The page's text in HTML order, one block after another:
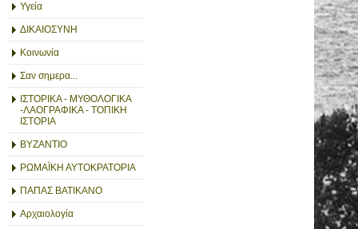
Υγεία
ΔΙΚΑΙΟΣΥΝΗ
Κοινωνία
Σαν σημερα...
ΙΣΤΟΡΙΚΑ - ΜΥΘΟΛΟΓΙΚΑ
-ΛΑΟΓΡΑΦΙΚΑ - ΤΟΠΙΚΗ
ΙΣΤΟΡΙΑ
ΒΥΖΑΝΤΙΟ
ΡΩΜΑΪΚΗ ΑΥΤΟΚΡΑΤΟΡΙΑ
ΠΑΠΑΣ ΒΑΤΙΚΑΝΟ
Αρχαιολογία